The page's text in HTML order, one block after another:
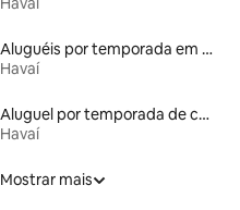
Aluguéis por temporada em hotéis-fazenda
Havaí
Aluguel por temporada de casas de veraneio
Havaí
Mostrar mais